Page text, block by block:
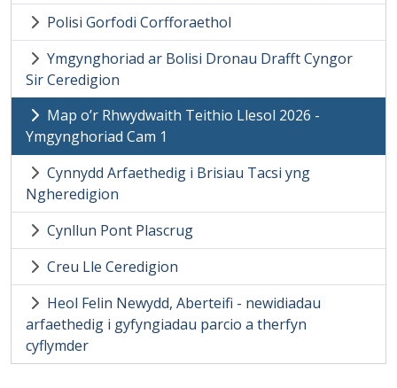
Polisi Gorfodi Corfforaethol
Ymgynghoriad ar Bolisi Dronau Drafft Cyngor
Sir Ceredigion
Map o’r Rhwydwaith Teithio Llesol 2026 -
Ymgynghoriad Cam 1
Cynnydd Arfaethedig i Brisiau Tacsi yng
Ngheredigion
Cynllun Pont Plascrug
Creu Lle Ceredigion
Heol Felin Newydd, Aberteifi - newidiadau
arfaethedig i gyfyngiadau parcio a therfyn
cyflymder